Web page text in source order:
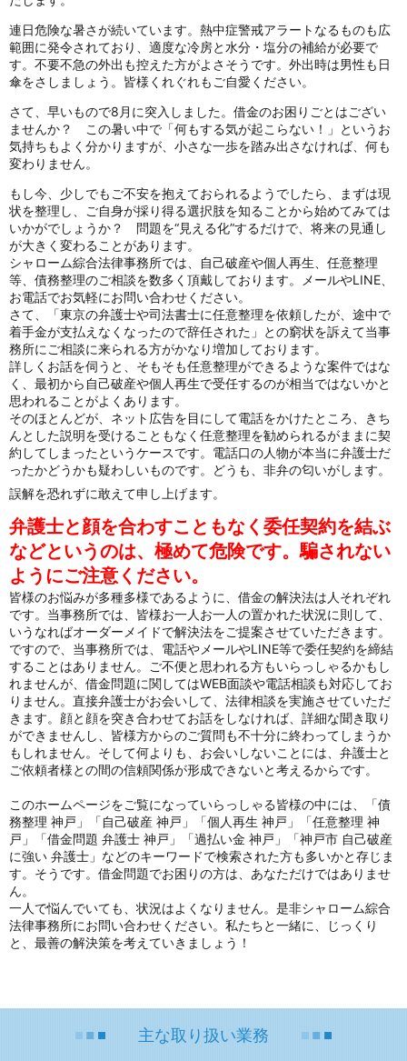
連日危険な暑さが続いています。熱中症警戒アラートなるものも広
範囲に発令されており、適度な冷房と水分・塩分の補給が必要で
す。不要不急の外出も控えた方がよさそうです。外出時は男性も日
傘をさしましょう。皆様くれぐれもご自愛ください。
さて、早いもので8月に突入しました。借金のお困りごとはござい
ませんか？ この暑い中で「何もする気が起こらない！」というお
気持ちもよく分かりますが、小さな一歩を踏み出さなければ、何も
変わりません。
もし今、少しでもご不安を抱えておられるようでしたら、まずは現
状を整理し、ご自身が採り得る選択肢を知ることから始めてみては
いかがでしょうか？ 問題を“見える化”するだけで、将来の見通し
が大きく変わることがあります。
シャローム綜合法律事務所では、自己破産や個人再生、任意整理
等、債務整理のご相談を数多く頂戴しております。メールやLINE、
お電話でお気軽にお問い合わせください。
さて、
「東京の弁護士や司法書士に任意整理を依頼したが、 途中で
着手金が支払えなくなったので辞任された 」 との窮状を訴えて当事
務所にご相談に来られる方がかなり増加しております。
詳しくお話を伺うと、 そもそも任意整理ができるような案件ではな
く、 最初から自己破産や個人再生で受任するのが相当ではないかと
思われることがよくあります。
そのほとんどが、ネット広告を目にして電話をかけたところ、
きち
んとした説明を受けることもなく任意整理を勧められるがまま に契
約してしまったというケースです。電話口の人物が本当に弁護士だ
ったかどうかも疑わしいものです。どうも、 非弁の匂いがします。
誤解を恐れずに敢えて申し上げます。
弁護士と顔を合わすこともなく委任契約を結ぶ
などというのは、 極めて危険です。騙されない
ようにご注意ください。
皆様のお悩みが多種多様であるように、 借金の解決法は人それぞれ
です。当事務所では、 皆様お一人お一人の置かれた状況に則して、
いうなればオーダーメイドで解決法をご提案させていただきます。
ですので、当事務所では、 電話やメールやLINE等で委任契約を締結
することはありません。ご不便と思われる方もいらっしゃるかもし
れませんが、借金問題に関してはWEB面談や電話相談も対応してお
りません。 直接弁護士がお会いして、法律相談を実施させていただ
きます。 顔と顔を突き合わせてお話をしなければ、詳細な聞き取り
ができませんし、 皆様方からのご質問も不十分に終わってしまうか
もしれません。 そして何よりも、お会いしないことには、 弁護士と
ご依頼者様との間の信頼関係が形成できないと考えるからです。
このホームページをご覧になっていらっしゃる皆様の中には、「債
務整理 神戸」「自己破産 神戸」「個人再生 神戸」「任意整理 神
戸」「借金問題 弁護士 神戸」「過払い金 神戸」「神戸市 自己破産
に強い 弁護士」などのキーワードで検索された方も多いかと存じま
す。そうです。借金問題でお困りの方は、あなただけではありませ
ん。
一人で悩んでいても、状況はよくなりません。是非シャローム綜合
法律事務所にお問い合わせください。私たちと一緒に、じっくり
と、 最善の解決策を考えていきましょう！
主な取り扱い業務